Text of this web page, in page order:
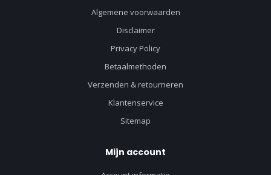
Algemene voorwaarden
Disclaimer
Privacy Policy
Betaalmethoden
Verzenden & retourneren
Klantenservice
Sitemap
Mijn account